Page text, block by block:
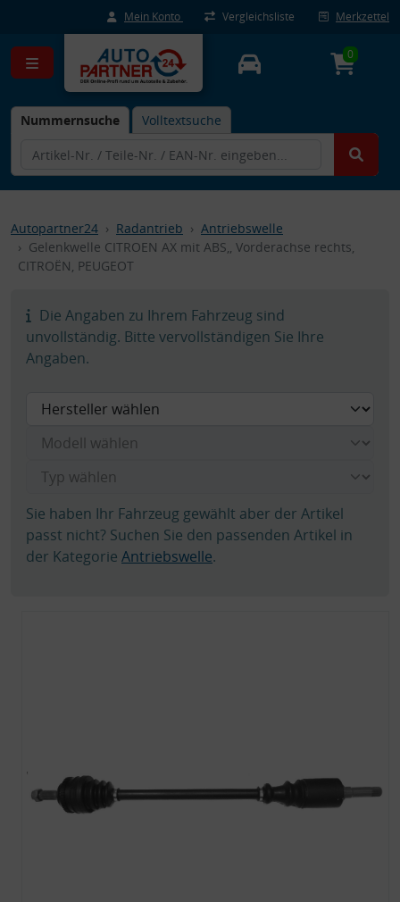
Mein Konto Vergleichsliste Merkzettel
Nummernsuche Volltextsuche
0
Autopartner24 Radantrieb
Antriebswelle
Gelenkwelle CITROEN AX mit ABS,, Vorderachse rechts,
CITROËN, PEUGEOT
Die Angaben zu Ihrem Fahrzeug sind
unvollständig. Bitte vervollständigen Sie Ihre
Angaben.
Sie haben Ihr Fahrzeug gewählt aber der Artikel
passt nicht? Suchen Sie den passenden Artikel in
der Kategorie Antriebswelle.